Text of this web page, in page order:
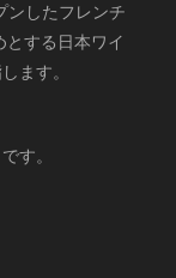
ンしたフレンチ
とする日本ワイ
ます。
す。